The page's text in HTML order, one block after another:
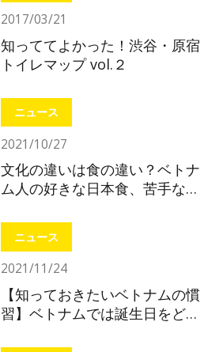
2017/03/21
知っててよかった！渋谷・原宿
トイレマップ vol.２
ニュース
2021/10/27
文化の違いは食の違い？ベトナ
ム人の好きな日本食、苦手な日
ニュース
2021/11/24
【知っておきたいベトナムの慣
習】ベトナムでは誕生日をどう